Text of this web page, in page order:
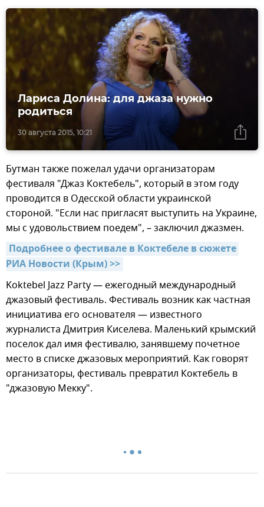
30 августа 2015, 10:21
Лариса Долина: для джаза нужно
родиться
Бутман также пожелал удачи организаторам
фестиваля "Джаз Коктебель", который в этом году
проводится в Одесской области украинской
стороной. "Если нас пригласят выступить на Украине,
мы с удовольствием поедем", – заключил джазмен.
Подробнее о фестивале в Коктебеле в сюжете
РИА Новости (Крым) >>
Koktebel Jazz Party — ежегодный международный
джазовый фестиваль. Фестиваль возник как частная
инициатива его основателя — известного
журналиста Дмитрия Киселева. Маленький крымский
поселок дал имя фестивалю, занявшему почетное
место в списке джазовых мероприятий. Как говорят
организаторы, фестиваль превратил Коктебель в
"джазовую Мекку".